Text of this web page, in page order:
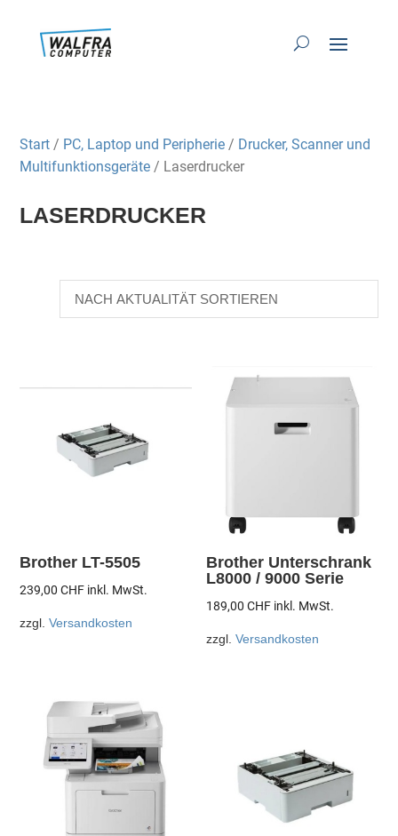
Start / PC, Laptop und Peripherie / Drucker, Scanner und
Multifunktionsgeräte / Laserdrucker
LASERDRUCKER
Brother LT-5505
239,00CHF inkl. MwSt.
zzgl.Versandkosten
Brother Unterschrank
L8000 / 9000 Serie
189,00CHF inkl. MwSt.
zzgl.Versandkosten